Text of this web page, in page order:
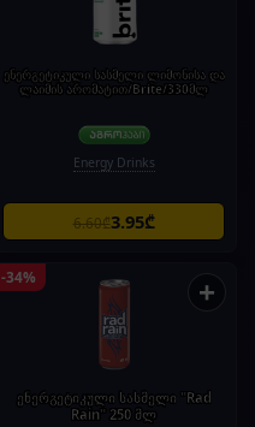
ენერგეტიკული სასმელი ლიმონისა და
ლაიმის არომატით/Brite/330მლ
Energy Drinks
6.60₾3.95₾
-34% +
ენერგეტიკული სასმელი "Rad
Rain" 250 მლ